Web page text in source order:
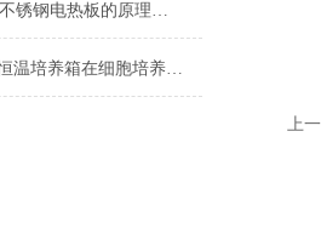
DB-1-2-3-4不锈钢电热板的原理和用途及操作应用领域有哪些？
150A/250B恒温培养箱在细胞培养中的应用
上